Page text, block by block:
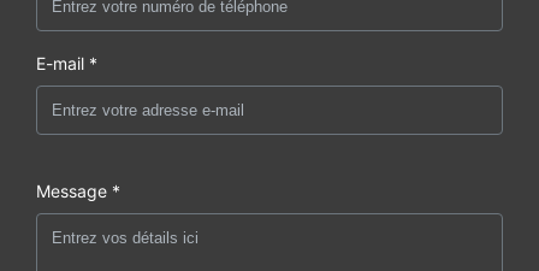
E-mail *
Message *